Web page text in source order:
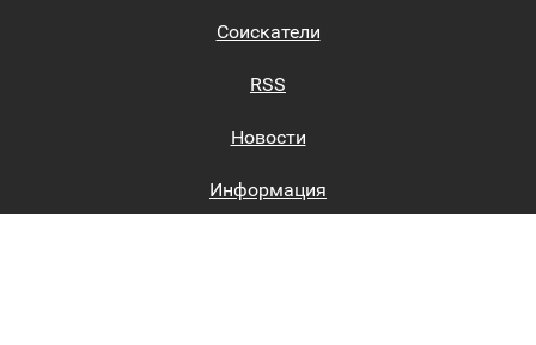
Соискатели
RSS
Новости
Информация